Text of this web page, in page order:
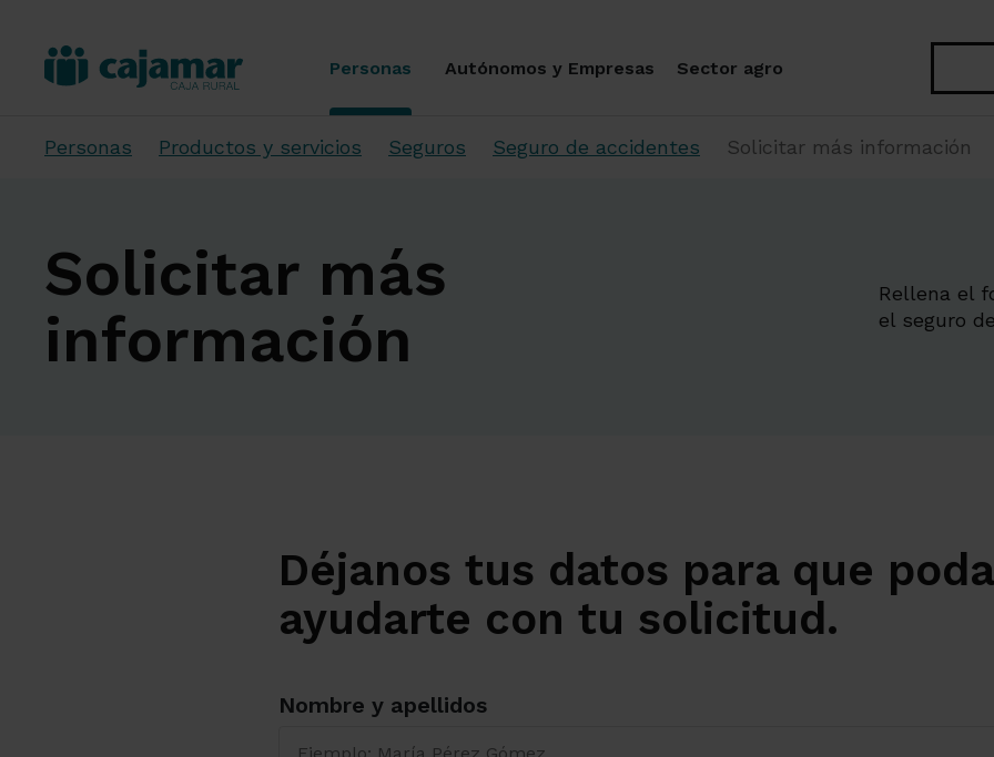
Personas Autónomos y Empresas Sector agro
Personas Productos y servicios Seguros Seguro de accidentes Solicitar más información
Solicitar más
información
Rellena el
el seguro
Déjanos tus datos para que
ayudarte con tu solicitud.
Nombre y apellidos